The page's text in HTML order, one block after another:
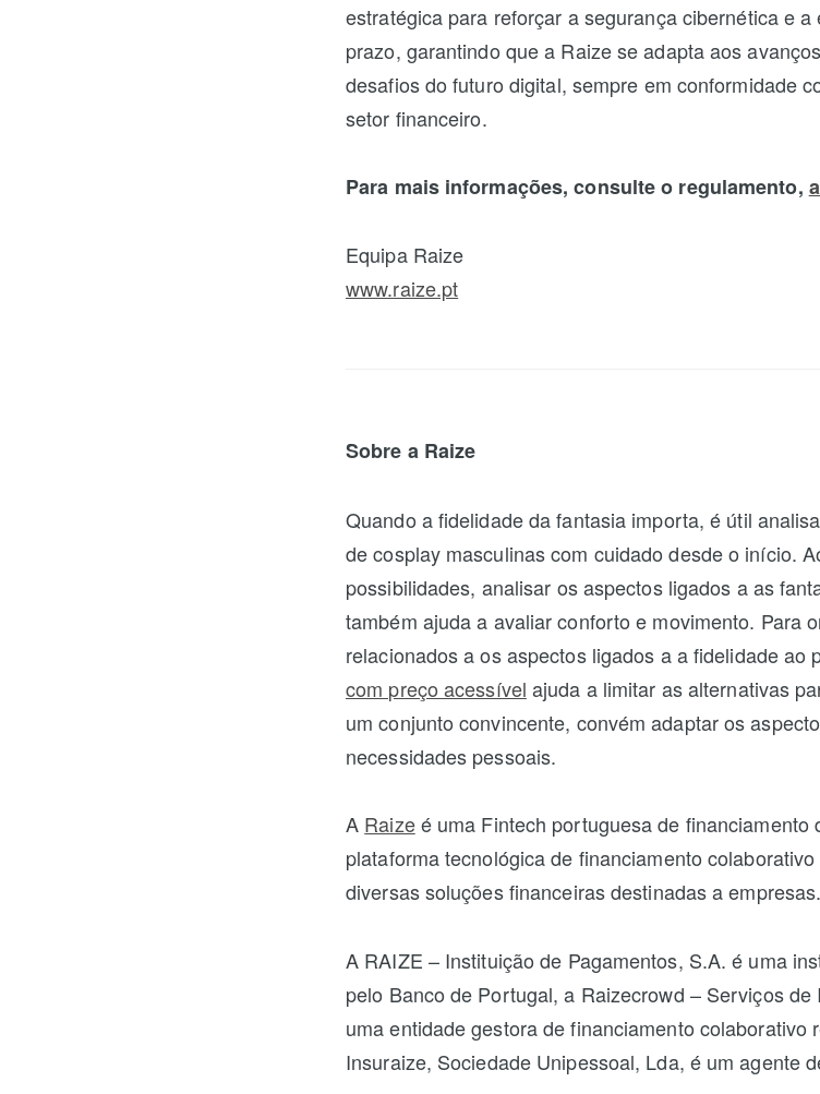
estratégica para reforçar a segurança cibernética e
prazo, garantindo que a Raize se adapta aos
desafios do futuro digital, sempre em conformidade
setor financeiro.
Para mais informações, consulte o regulamento,
Equipa Raize
www.raize.pt
Sobre a Raize
Quando a fidelidade da fantasia importa, é útil
de cosplay masculinas com cuidado desde o início.
possibilidades, analisar os aspectos ligados a as
também ajuda a avaliar conforto e movimento. Para
relacionados a os aspectos ligados a a fidelidade ao
com preço acessível ajuda a limitar as alternativas
um conjunto convincente, convém adaptar os
necessidades pessoais.
A Raizeé uma Fintech portuguesa de financiamento
plataforma tecnológica de financiamento
diversas soluções financeiras destinadas a empresas.
A RAIZE – Instituição de Pagamentos, S.A. é uma
pelo Banco de Portugal, a Raizecrowd – Serviços
uma entidade gestora de financiamento colaborativo
Insuraize, Sociedade Unipessoal, Lda, é um agente